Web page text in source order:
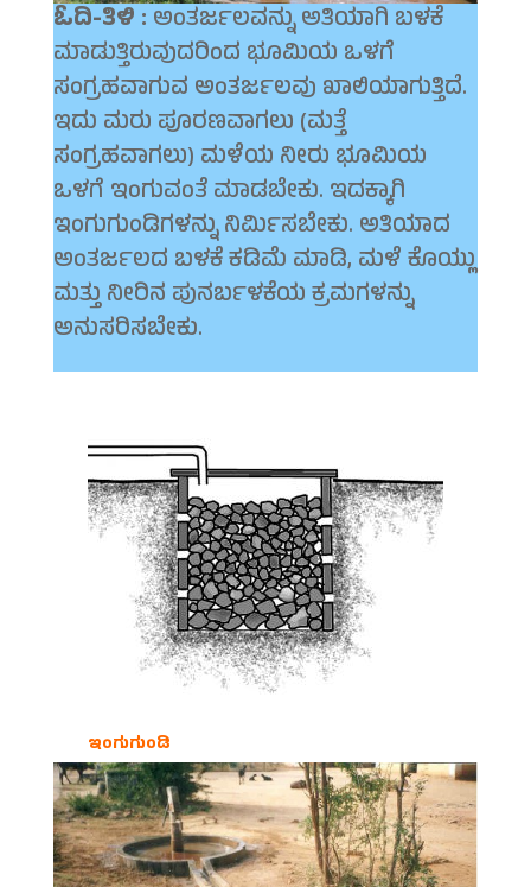
ಓದಿ-ತಿಳಿ : ಅಂತರ್ಜಲವನ್ನು ಅತಿಯಾಗಿ ಬಳಕೆ
ಮಾಡುತ್ತಿರುವುದರಿಂದ ಭೂಮಿಯ ಒಳಗೆ
ಸಂಗ್ರಹವಾಗುವ ಅಂತರ್ಜಲವು ಖಾಲಿಯಾಗುತ್ತಿದೆ.
ಇದು ಮರು ಪೂರಣವಾಗಲು (ಮತ್ತೆ
ಸಂಗ್ರಹವಾಗಲು) ಮಳೆಯ ನೀರು ಭೂಮಿಯ
ಒಳಗೆ ಇಂಗುವಂತೆ ಮಾಡಬೇಕು. ಇದಕ್ಕಾಗಿ
ಇಂಗುಗುಂಡಿಗಳನ್ನು ನಿರ್ಮಿಸಬೇಕು. ಅತಿಯಾದ
ಅಂತರ್ಜಲದ ಬಳಕೆ ಕಡಿಮೆ ಮಾಡಿ, ಮಳೆ ಕೊಯ್ಲು
ಮತ್ತು ನೀರಿನ ಪುನರ್ಬಳಕೆಯ ಕ್ರಮಗಳನ್ನು
ಅನುಸರಿಸಬೇಕು.
ಇಂಗುಗುಂಡಿ